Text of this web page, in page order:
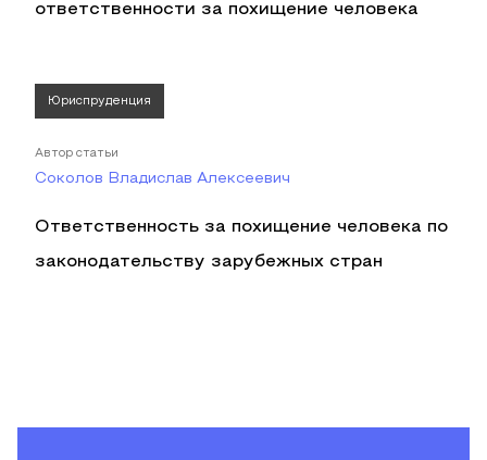
ответственности за похищение человека
Юриспруденция
Автор статьи
Соколов Владислав Алексеевич
Ответственность за похищение человека по
законодательству зарубежных стран